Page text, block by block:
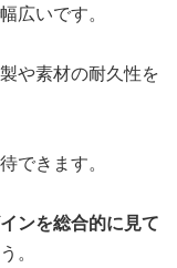
広いです。
や素材の耐久性を
できます。
ンを総合的に見て
。